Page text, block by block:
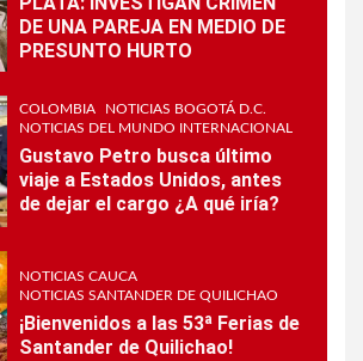
DE UNA PAREJA EN MEDIO DE
PRESUNTO HURTO
COLOMBIA
NOTICIAS BOGOTÁ D.C.
NOTICIAS DEL MUNDO INTERNACIONAL
Gustavo Petro busca último
viaje a Estados Unidos, antes
de dejar el cargo ¿A qué iría?
NOTICIAS CAUCA
NOTICIAS SANTANDER DE QUILICHAO
¡Bienvenidos a las 53ª Ferias de
Santander de Quilichao!